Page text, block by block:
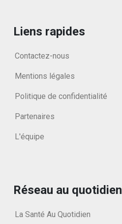
Liens rapides
Contactez-nous
Mentions légales
Politique de confidentialité
Partenaires
L'équipe
Réseau au quotidien
La Santé Au Quotidien